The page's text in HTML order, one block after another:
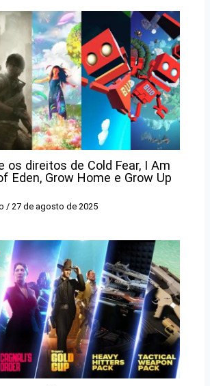
os direitos de Cold Fear, I Am
Eden, Grow Home e Grow Up
/27 de agosto de 2025